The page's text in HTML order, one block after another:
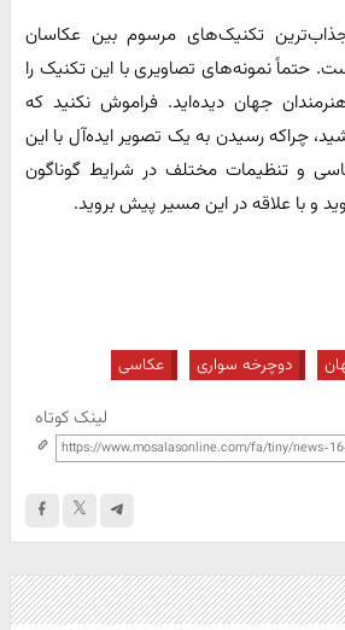
تکنیک‌های مرسوم بین عکاسان
نمونه‌های تصاویری با این تکنیک را
جهان دیده‌اید. فراموش نکنید که
چراکه رسیدن به یک تصویر ایده‌آل با این
و تنظیمات مختلف در شرایط گوناگون
و با علاقه در این مسیر پیش بروید.
دوچرخه سواری عکاسی
لینک کوتاه